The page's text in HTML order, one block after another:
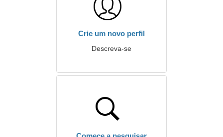
Crie um novo perfil
Descreva-se